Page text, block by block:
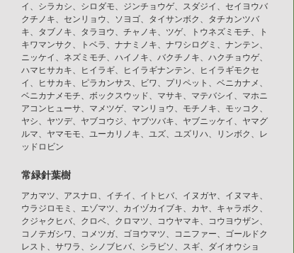
イ、シラカシ、シロダモ、ジンチョウゲ、スダジイ、セイヨウバ
クチノキ、センリョウ、ソヨゴ、タイサンボク、タチカンツバ
キ、タブノキ、タラヨウ、チャノキ、ツゲ、トウネズミモチ、ト
キワマンサク、トベラ、ナナミノキ、ナワシログミ、ナンテン、
ニッケイ、ネズミモチ、ハイノキ、バクチノキ、ハクチョウゲ、
ハマヒサカキ、ヒイラギ、ヒイラギナンテン、ヒイラギモクセ
イ、ヒサカキ、ピラカンサス、ビワ、プリペット、ベニカナメ、
ベニカナメモチ、ボックスウッド、マサキ、マテバシイ、マホニ
アコンヒューサ、マメツゲ、マンリョウ、モチノキ、モッコク、
ヤシ、ヤツデ、ヤブコウジ、ヤブツバキ、ヤブニッケイ、ヤマグ
ルマ、ヤマモモ、ユーカリノキ、ユズ、ユズリハ、リンボク、レ
ッドロビン
常緑針葉樹
アカマツ、アスナロ、イチイ、イトヒバ、イヌガヤ、イヌマキ、
ウラジロモミ、エゾマツ、カイヅカイブキ、カヤ、キャラボク、
クジャクヒバ、クロベ、クロマツ、コウヤマキ、コウヨウザン、
コノテガシワ、コメツガ、ゴヨウマツ、コニファー、ゴールドク
レスト、サワラ、シノブヒバ、シラビソ、スギ、ダイオウショ